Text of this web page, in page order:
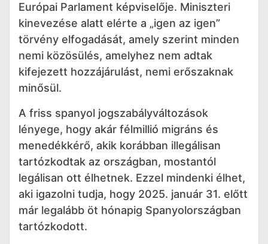
Európai Parlament képviselője. Miniszteri
kinevezése alatt elérte a „igen az igen”
törvény elfogadását, amely szerint minden
nemi közösülés, amelyhez nem adtak
kifejezett hozzájárulást, nemi erőszaknak
minősül.
A friss spanyol jogszabályváltozások
lényege, hogy akár félmillió migráns és
menedékkérő, akik korábban illegálisan
tartózkodtak az országban, mostantól
legálisan ott élhetnek. Ezzel mindenki élhet,
aki igazolni tudja, hogy 2025. január 31. előtt
már legalább öt hónapig Spanyolországban
tartózkodott.